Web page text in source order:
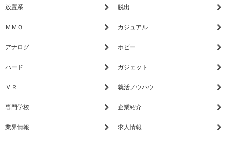
放置系 脱出
ＭＭＯ カジュアル
アナログ ホビー
ハード ガジェット
ＶＲ 就活ノウハウ
専門学校 企業紹介
業界情報 求人情報